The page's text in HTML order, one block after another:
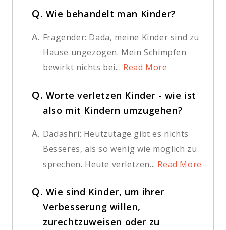
Q. Wie behandelt man Kinder?
A. Fragender: Dada, meine Kinder sind zu
Hause ungezogen. Mein Schimpfen
bewirkt nichts bei... Read More
Q. Worte verletzen Kinder - wie ist
also mit Kindern umzugehen?
A. Dadashri: Heutzutage gibt es nichts
Besseres, als so wenig wie möglich zu
sprechen. Heute verletzen... Read More
Q. Wie sind Kinder, um ihrer
Verbesserung willen,
zurechtzuweisen oder zu